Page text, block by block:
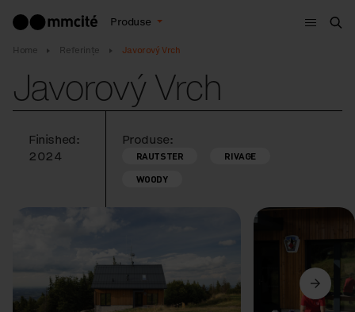
Produse
Meniu
Home Referințe Javorový Vrch
Javorový Vrch
Finished:
2024
Produse:
RAUTSTER
RIVAGE
WOODY